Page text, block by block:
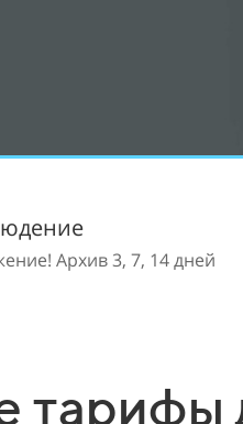
Архив 3, 7, 14 дней
тарифы